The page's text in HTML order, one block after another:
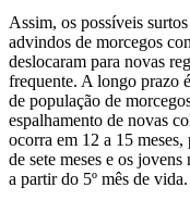
Assim, os possíveis
advindos de morcegos
deslocaram para novas
frequente. A longo prazo
de população de
espalhamento de novas
ocorra em 12 a 15 meses,
de sete meses e os
a partir do 5º mês de vida.